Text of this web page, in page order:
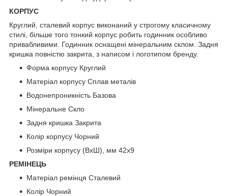
КОРПУС
Круглий, сталевий корпус виконаний у строгому класичному
стилі, більше того тонкий корпус робить годинник особливо
привабливими. Годинник оснащені мінеральним склом. Задня
кришка повністю закрита, з написом і логотипом бренду.
Форма корпусу Круглий
Матеріал корпусу Сплав металів
Водонепроникність Базова
Мінеральне Скло
Задня кришка Закрита
Колір корпусу Чорний
Розміри корпусу (ВхШ), мм 42х9
РЕМІНЕЦЬ
Матеріал ремінця Сталевий
Колір Чорний